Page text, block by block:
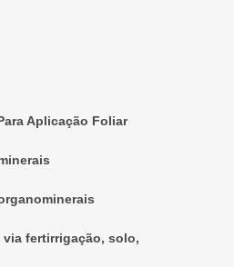
Aplicação Foliar
fertirrigação, solo,